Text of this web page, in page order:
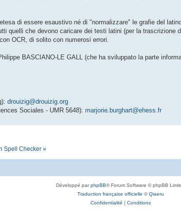
di essere esaustivo né di "normalizzare" le grafie del
quelli che devono caricare dei testi latini (per la trascrizione
OCR, di solito con numerosi errori.
BASCIANO-LE GALL (che ha sviluppato la parte
drouizig@drouizig.org
Sociales - UMR 5648): marjorie.burghart@ehess.fr
Spell Checker »
Développé parphpBB® Forum Software © phpBB
Traduction française officielle ©Qiaeru
Confidentialité | Conditions